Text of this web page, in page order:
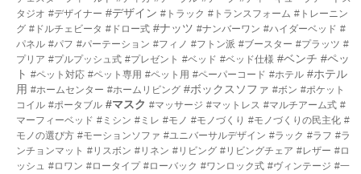
タジオ #デザイナー #デザイン #トラック #トランスフォーム #トレーニン
グ #ドルチェビータ #ドロー式 #ナッツ #ナンバーワン #ハイダーベッド #
パネル #パフ #パーテーション #フィノ #フトン派 #ブースター #プラッツ #
プリア #プルプッシュ式 #プレゼント #ベッド #ベッド仕様 #ベンチ #ペッ
ト #ペット対応 #ペット専用 #ペット用 #ペーパーコード #ホテル #ホテル
用 #ホームセンター #ホームリビング #ボックスソファ #ボン #ポケット
コイル #ポータブル #マスク #マッサージ #マットレス #マルチアーム式 #
マーフィーベッド #ミシン #ミレ #モノ #モノづくり #モノづくりの民主化 #
モノの選び方 #モーションソファ #ユニバーサルデザイン #ラック #ラフ #ラ
ンチョンマット #リスボン #リネン #リビング #リビングチェア #レザー #ロ
ッシュ #ロワン #ロータイプ #ローバック #ワンロック式 #ヴィンテージ #一